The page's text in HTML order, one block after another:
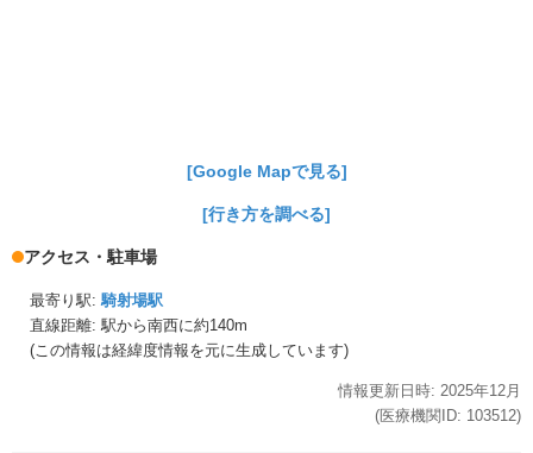
[Google Mapで見る]
[行き方を調べる]
アクセス・駐車場
最寄り駅: 騎射場駅
直線距離: 駅から南西に約140m
(この情報は経緯度情報を元に生成しています)
情報更新日時: 2025年12月
(医療機関ID: 103512)